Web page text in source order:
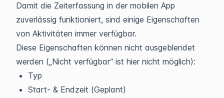
Damit die Zeiterfassung in der mobilen App
zuverlässig funktioniert, sind einige Eigenschaften
von Aktivitäten immer verfügbar.
Diese Eigenschaften können nicht ausgeblendet
werden („Nicht verfügbar“ ist hier nicht möglich):
Typ
Start- & Endzeit (Geplant)